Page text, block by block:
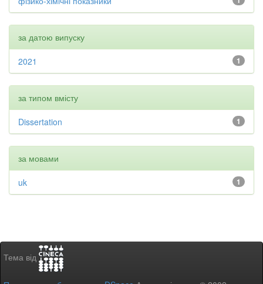
за датою випуску
1
2021
за типом вмісту
1
Dissertation
за мовами
1
uk
Тема від